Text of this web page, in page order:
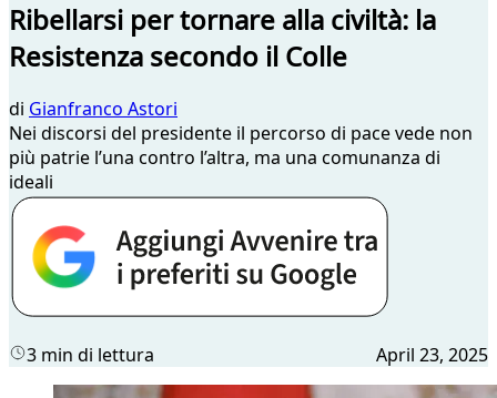
Ribellarsi per tornare alla civiltà: la
Resistenza secondo il Colle
di Gianfranco Astori
Nei discorsi del presidente il percorso di pace vede non
più patrie l’una contro l’altra, ma una comunanza di
ideali
3 min di lettura April 23, 2025